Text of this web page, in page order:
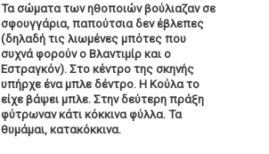
Τα σώματα των ηθοποιών βούλιαζαν σε
σφουγγάρια, παπούτσια δεν έβλεπες
(δηλαδή τις λιωμένες μπότες που
συχνά φορούν ο Βλαντιμίρ και ο
Εστραγκόν). Στο κέντρο της σκηνής
υπήρχε ένα μπλε δέντρο. Η Κούλα το
είχε βάψει μπλε. Στην δεύτερη πράξη
φύτρωναν κάτι κόκκινα φύλλα. Τα
θυμάμαι, κατακόκκινα.